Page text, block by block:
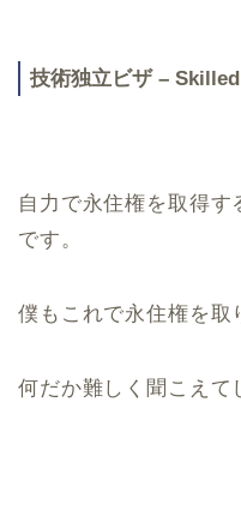
技術独立ビザ –
自力で永住権を取得す
です。
僕もこれで永住権を取
何だか難しく聞こえて